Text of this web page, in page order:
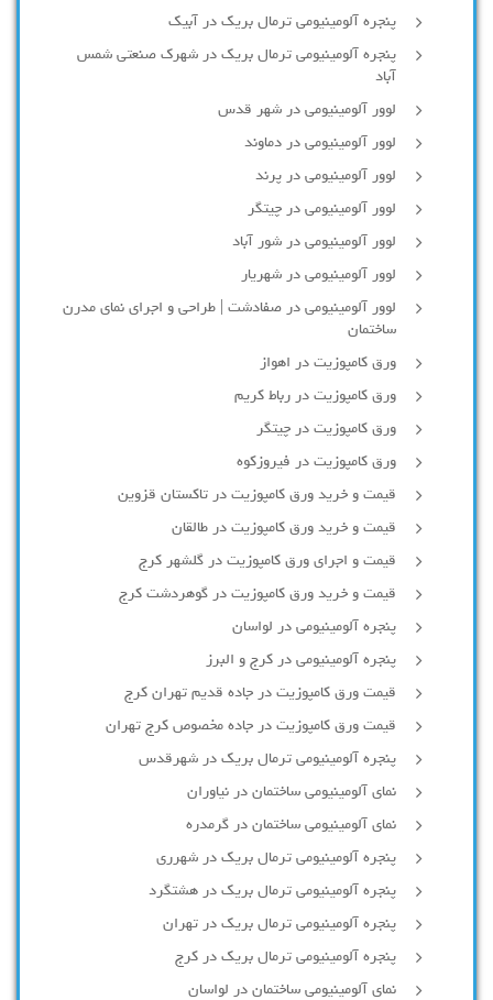
پنجره آلومینیومی ترمال بریک در آبیک
پنجره آلومینیومی ترمال بریک در شهرک صنعتی شمس
آباد
لوور آلومینیومی در شهر قدس
لوور آلومینیومی در دماوند
لوور آلومینیومی در پرند
لوور آلومینیومی در چیتگر
لوور آلومینیومی در شور آباد
لوور آلومينيومي در شهريار
لوور آلومینیومی در صفادشت | طراحی و اجرای نمای مدرن
ساختمان
ورق کامپوزیت در اهواز
ورق کامپوزیت در رباط کریم
ورق کامپوزیت در چیتگر
ورق کامپوزیت در فیروزکوه
قیمت و خرید ورق کامپوزیت در تاکستان قزوین
قیمت و خرید ورق کامپوزیت در طالقان
قیمت و اجرای ورق کامپوزیت در گلشهر کرج
قیمت و خرید ورق کامپوزیت در گوهردشت کرج
پنجره آلومینیومی در لواسان
پنجره آلومینیومی در کرج و البرز
قیمت ورق کامپوزیت در جاده قدیم تهران کرج
قیمت ورق کامپوزیت در جاده مخصوص کرج تهران
پنجره آلومینیومی ترمال بریک در شهرقدس
نمای آلومینیومی ساختمان در نیاوران
نمای آلومینیومی ساختمان در گرمدره
پنجره آلومینیومی ترمال بریک در شهرری
پنجره آلومینیومی ترمال بریک در هشتگرد
پنجره آلومینیومی ترمال بریک در تهران
پنجره آلومینیومی ترمال بریک در کرج
نمای آلومینیومی ساختمان در لواسان